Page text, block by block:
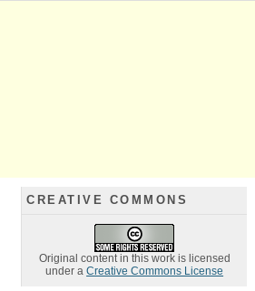
CREATIVE COMMONS
Original content in this work is licensed
under aCreative Commons License